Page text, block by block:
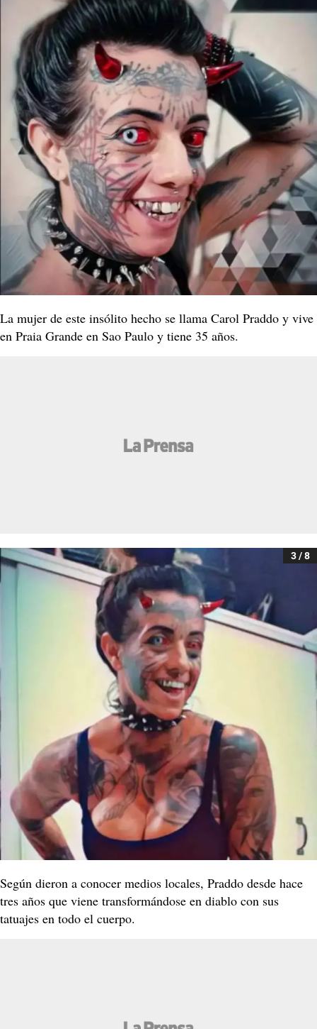
La mujer de este insólito hecho se llama Carol Praddo y vive
en Praia Grande en Sao Paulo y tiene 35 años.
3 / 8
Según dieron a conocer medios locales, Praddo desde hace
tres años que viene transformándose en diablo con sus
tatuajes en todo el cuerpo.